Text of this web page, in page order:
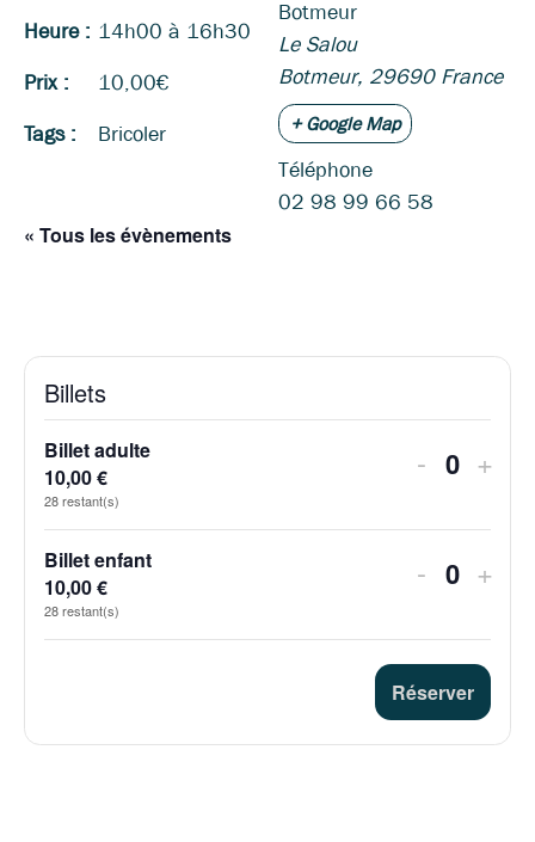
Heure : 14h00 à 16h30
Prix :
10,00€
Tags :
Bricoler
Botmeur
Le Salou
Botmeur, 29690 France
+ Google Map
Téléphone
02 98 99 66 58
« Tous les évènements
Billets
Billet adulte
10,00€
28restant(s)
-
Q
n
i
é
+
Billet enfant
10,00€
28restant(s)
-
Q
a
n
t
i
+
Réserver